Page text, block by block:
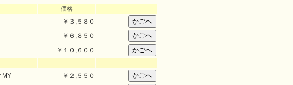
価格
￥ ３,５８０
￥ ６,８５０
￥ １０,６００
MY ￥ ２,５５０